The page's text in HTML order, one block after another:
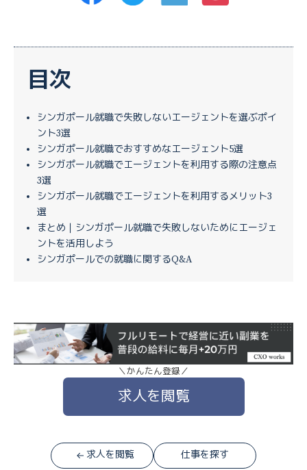
目次
シンガポール就職で失敗しないエージェントを選ぶポイ
ント3選
シンガポール就職でおすすめなエージェント5選
シンガポール就職でエージェントを利用する際の注意点
3選
シンガポール就職でエージェントを利用するメリット3
選
まとめ｜シンガポール就職で失敗しないためにエージェ
ントを活用しよう
シンガポールでの就職に関するQ&A
＼かんたん登録／
求人を閲覧
求人を閲覧 仕事を探す